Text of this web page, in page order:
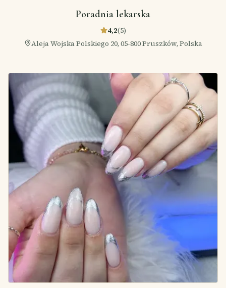
Poradnia lekarska
4,2(5)
Aleja Wojska Polskiego 20, 05-800 Pruszków, Polska